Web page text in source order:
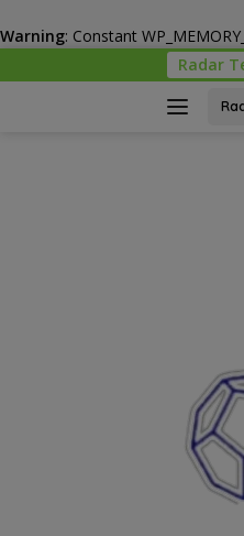
Warning: Constant
ke
Radar
Bangun Tata Kelola